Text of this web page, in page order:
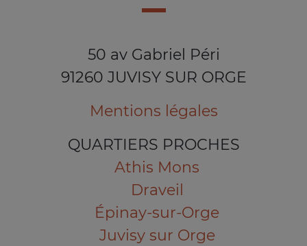
50 av Gabriel Péri
91260 JUVISY SUR ORGE
Mentions légales
QUARTIERS PROCHES
Athis Mons
Draveil
Épinay-sur-Orge
Juvisy sur Orge